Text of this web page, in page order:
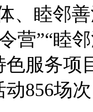
、睦邻
营”“睦
服务项
856场